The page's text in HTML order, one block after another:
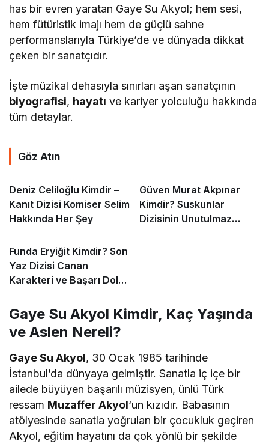
has bir evren yaratan Gaye Su Akyol; hem sesi,
hem fütüristik imajı hem de güçlü sahne
performanslarıyla Türkiye’de ve dünyada dikkat
çeken bir sanatçıdır.
İşte müzikal dehasıyla sınırları aşan sanatçının
biyografisi, hayatı ve kariyer yolculuğu hakkında
tüm detaylar.
Göz Atın
Deniz Celiloğlu Kimdir –
Kanıt Dizisi Komiser Selim
Hakkında Her Şey
Güven Murat Akpınar
Kimdir? Suskunlar
Dizisinin Unutulmaz
Funda Eryiğit Kimdir? Son
Yaz Dizisi Canan
Karakteri ve Başarı Dolu
Gaye Su Akyol Kimdir, Kaç Yaşında
ve Aslen Nereli?
Gaye Su Akyol, 30 Ocak 1985 tarihinde
İstanbul’da dünyaya gelmiştir. Sanatla iç içe bir
ailede büyüyen başarılı müzisyen, ünlü Türk
ressam Muzaffer Akyol‘un kızıdır. Babasının
atölyesinde sanatla yoğrulan bir çocukluk geçiren
Akyol, eğitim hayatını da çok yönlü bir şekilde